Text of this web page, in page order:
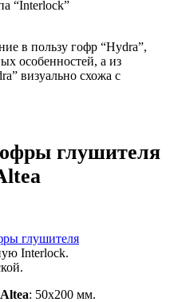
“Interlock”
в пользу гофр “Hydra”,
особенностей, а из
визуально схожа с
глушителя
глушителя
Interlock.
: 50х200 мм.